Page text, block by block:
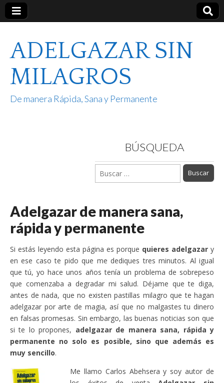
ADELGAZAR SIN
MILAGROS
De manera Rápida, Sana y Permanente
BÚSQUEDA
Buscar:
Adelgazar de manera sana,
rápida y permanente
Si estás leyendo esta página es porque quieres adelgazar y
en ese caso te pido que me dediques tres minutos. Al igual
que tú, yo hace unos años tenía un problema de sobrepeso
que comenzaba a degradar mi salud. Déjame que te diga,
antes de nada, que no existen pastillas milagro que te hagan
adelgazar por arte de magia, así que no malgastes tu dinero
en falsas promesas. Sin embargo, las buenas noticias son que
si te lo propones, adelgazar de manera sana, rápida y
permanente no solo es posible, sino que además es
muy sencillo.
Me llamo Carlos Abehsera y soy autor de